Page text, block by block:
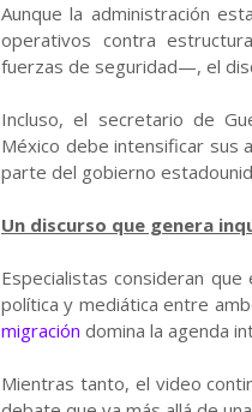
Aunque la administración
operativos contra
fuerzas de seguridad—, el
Incluso, el secretario de
México debe intensificar sus
parte del gobierno
Un discurso que genera
Especialistas consideran
política y mediática entre
migración domina la agenda
Mientras tanto, el video